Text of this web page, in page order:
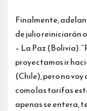
Finalmente,
de julio reiniciarán
– La Paz (Bolivia).
proyectamos ir
(Chile), pero no
como las tarifas
apenas se entera,